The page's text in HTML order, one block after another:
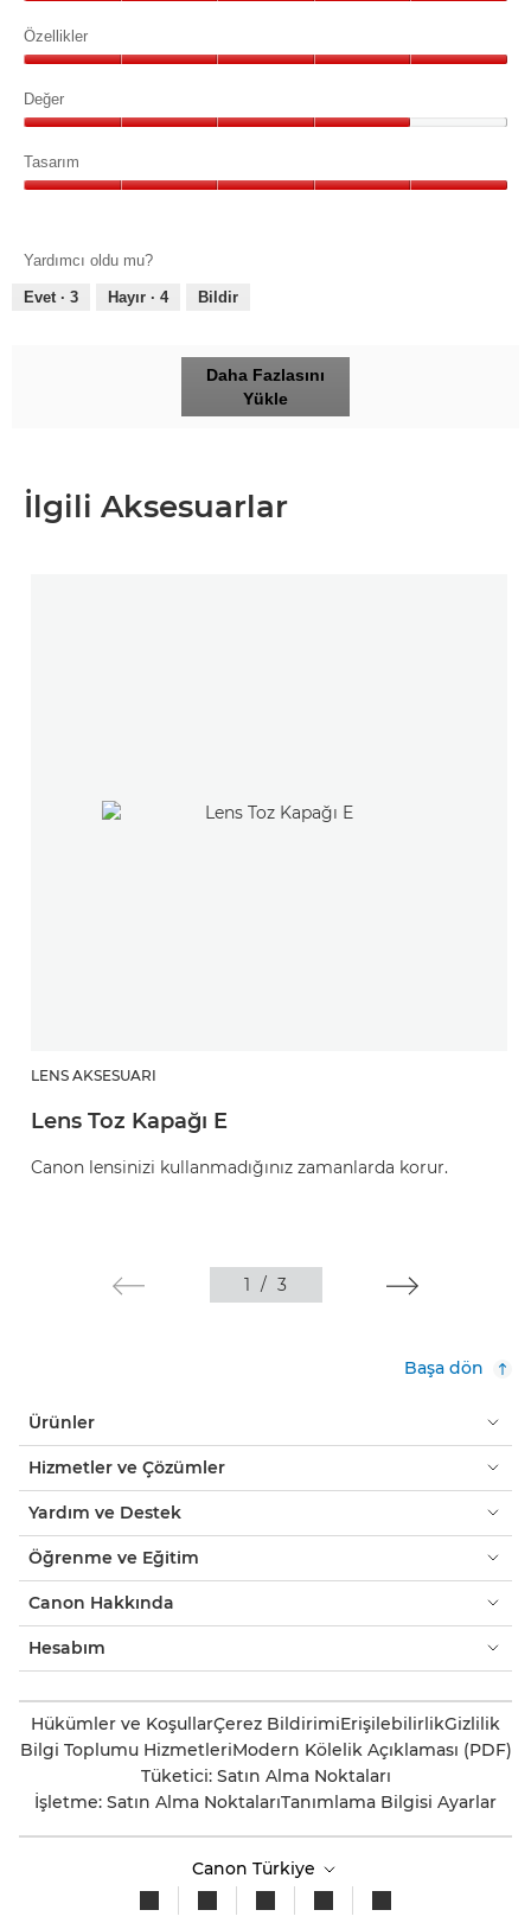
5/5
Özellikler
5/5
Değer
4/5
Tasarım
Yardımcı oldu mu?
Evet · 3 Hayır · 4 Bildir
Daha Fazlasını
Yükle
İlgili Aksesuarlar
LENS AKSESUARI
Lens Toz Kapağı E
Canon lensinizi kullanmadığınız zamanlarda korur.
1 / 3
Başa dön
Ürünler
Hizmetler ve Çözümler
Yardım ve Destek
Öğrenme ve Eğitim
Canon Hakkında
Hesabım
Hükümler ve KoşullarÇerez BildirimiErişilebilirlikGizlilik
Bilgi Toplumu HizmetleriModern Kölelik Açıklaması (PDF)
Tüketici: Satın Alma Noktaları
İşletme: Satın Alma NoktalarıTanımlama Bilgisi Ayarlar
Canon Türkiye